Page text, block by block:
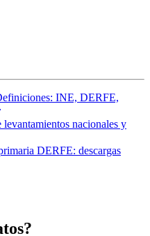
INE, DERFE,
levantamientos nacionales y
DERFE: descargas